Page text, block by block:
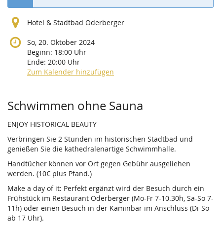
Hotel & Stadtbad Oderberger
So, 20. Oktober 2024
Beginn: 18:00 Uhr
Ende: 20:00 Uhr
Zum Kalender hinzufügen
Produkte
Schwimmen ohne Sauna
ENJOY HISTORICAL BEAUTY
Verbringen Sie 2 Stunden im historischen Stadtbad und
genießen Sie die kathedralenartige Schwimmhalle.
Handtücher können vor Ort gegen Gebühr ausgeliehen
werden. (10€ plus Pfand.)
Make a day of it: Perfekt ergänzt wird der Besuch durch ein
Frühstück im Restaurant Oderberger (Mo-Fr 7-10.30h, Sa-So 7-
11h) oder einen Besuch in der Kaminbar im Anschluss (Di-So
ab 17 Uhr).